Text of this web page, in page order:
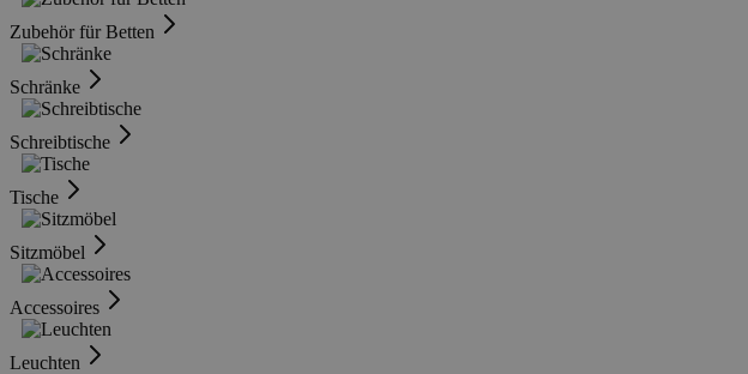
Zubehör für Betten
Schränke
Schreibtische
Tische
Sitzmöbel
Accessoires
Leuchten